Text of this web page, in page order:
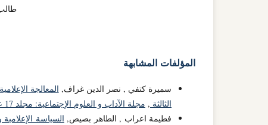
المؤلفات المشابهة
سميرة كتفي , نصر الدين غراف, المعالجة
الثالثة , مجلة الآداب و العلوم الإجتماعية: مجلد 17 عدد 02 (2020): 17(02)-2020
فطيمة اعراب , الطاهر بصيص, السياسة